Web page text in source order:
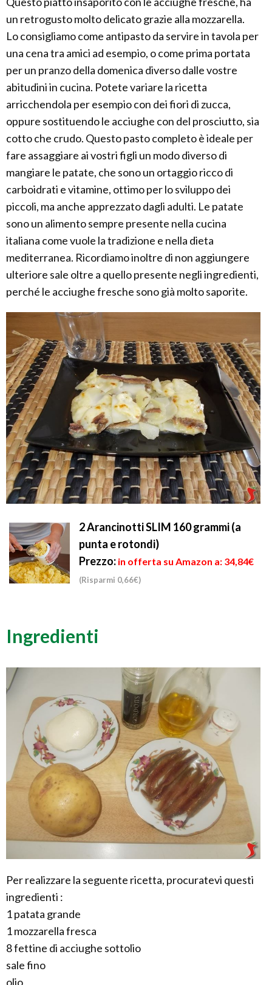
un retrogusto molto delicato grazie alla mozzarella.
Lo consigliamo come antipasto da servire in tavola per
una cena tra amici ad esempio, o come prima portata
per un pranzo della domenica diverso dalle vostre
abitudini in cucina. Potete variare la ricetta
arricchendola per esempio con dei fiori di zucca,
oppure sostituendo le acciughe con del prosciutto, sia
cotto che crudo. Questo pasto completo è ideale per
fare assaggiare ai vostri figli un modo diverso di
mangiare le patate, che sono un ortaggio ricco di
carboidrati e vitamine, ottimo per lo sviluppo dei
piccoli, ma anche apprezzato dagli adulti. Le patate
sono un alimento sempre presente nella cucina
italiana come vuole la tradizione e nella dieta
mediterranea. Ricordiamo inoltre di non aggiungere
ulteriore sale oltre a quello presente negli ingredienti,
perché le acciughe fresche sono già molto saporite.
2 Arancinotti SLIM 160 grammi (a
punta e rotondi)
Prezzo: in offerta su Amazon a: 34,84€
(Risparmi 0,66€)
Ingredienti
Per realizzare la seguente ricetta, procuratevi questi
ingredienti :
1 patata grande
1 mozzarella fresca
8 fettine di acciughe sottolio
sale fino
olio